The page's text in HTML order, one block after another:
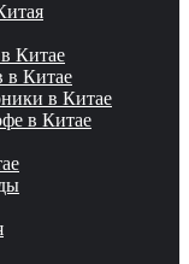
Китае
в Китае
в Китае
в Китае